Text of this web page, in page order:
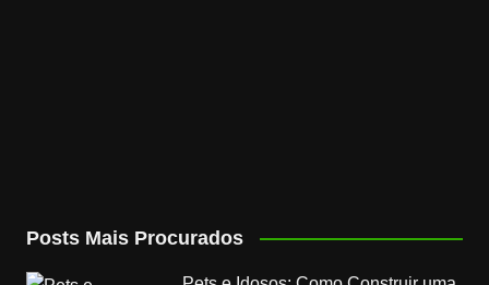
Posts Mais Procurados